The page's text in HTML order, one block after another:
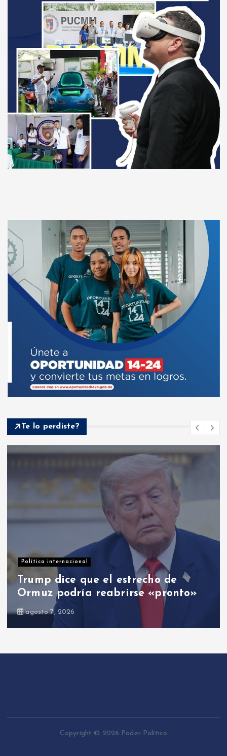
Te lo perdiste?
Opinión
El PRM: entre cambios y el cambio
agosto 8, 2026
Copyright © 2026 Poder Político